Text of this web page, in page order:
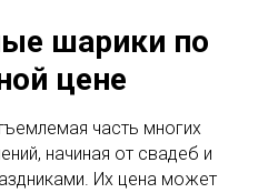
шарики по
цене
часть многих
начиная от свадеб и
Их цена может